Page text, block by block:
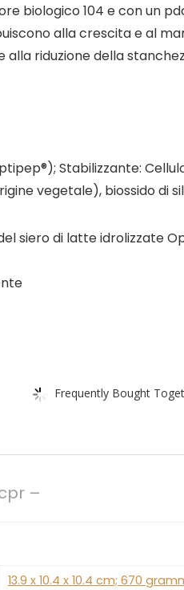
biologico 104 e con un
alla crescita e al
riduzione della
Stabilizzante:
vegetale), biossido di
siero di latte idrolizzate
Frequently Bought
–
‎13.9 x 10.4 x 10.4 cm; 670